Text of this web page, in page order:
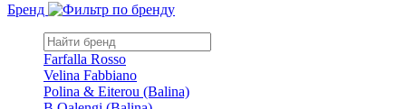
Бренд
Farfalla Rosso
Velina Fabbiano
Polina & Eiterou (Balina)